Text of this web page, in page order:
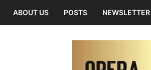
ABOUT US POSTS NEWSLETTER